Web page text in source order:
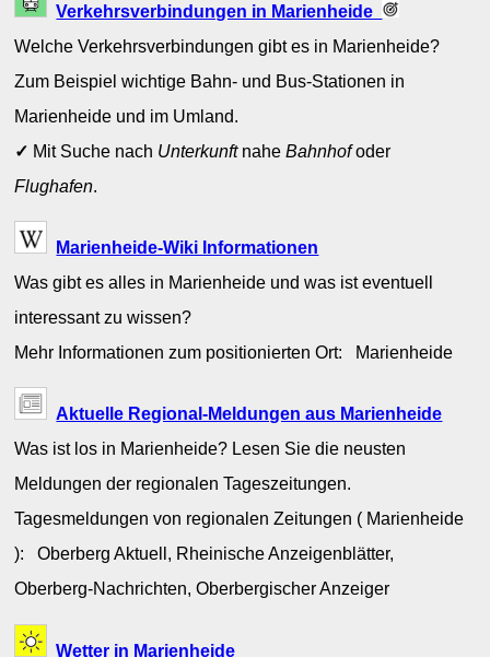
Verkehrsverbindungen in Marienheide
Welche Verkehrsverbindungen gibt es in Marienheide?
Zum Beispiel wichtige Bahn- und Bus-Stationen in
Marienheide und im Umland.
✓ Mit Suche nach UnterkunftnaheBahnhofoder
Flughafen.
Marienheide-Wiki Informationen
Was gibt es alles in Marienheide und was ist eventuell
interessant zu wissen?
Mehr Informationen zum positionierten Ort: Marienheide
Aktuelle Regional-Meldungen aus Marienheide
Was ist los in Marienheide? Lesen Sie die neusten
Meldungen der regionalen Tageszeitungen.
Tagesmeldungen von regionalen Zeitungen ( Marienheide
): Oberberg Aktuell, Rheinische Anzeigenblätter,
Oberberg-Nachrichten, Oberbergischer Anzeiger
Wetter in Marienheide